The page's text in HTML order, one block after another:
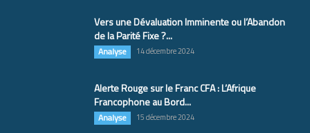
Vers une Dévaluation Imminente ou l’Abandon
de la Parité Fixe ?...
Analyse 14 décembre 2024
Alerte Rouge sur le Franc CFA : L’Afrique
Francophone au Bord...
Analyse 15 décembre 2024